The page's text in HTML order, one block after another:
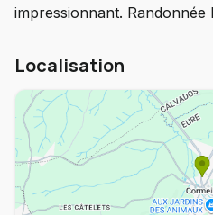
impressionnant. Randonnée
Localisation